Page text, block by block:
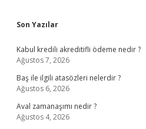
Sidebar
Son Yazılar
Kabul kredili akreditifli ödeme nedir ?
Ağustos 7, 2026
Baş ile ilgili atasözleri nelerdir ?
Ağustos 6, 2026
Aval zamanaşımı nedir ?
Ağustos 4, 2026